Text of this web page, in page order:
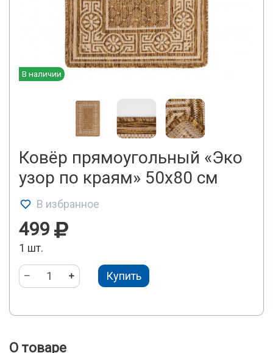
В наличии
Ковёр прямоугольный «Эко
узор по краям» 50х80 см
В избранное
499
1 шт.
Купить
О товаре